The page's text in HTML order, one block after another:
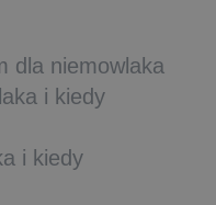
dla niemowlaka
i kiedy
i kiedy